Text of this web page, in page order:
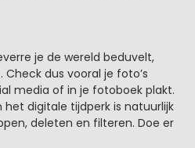
je de wereld beduvelt,
dus vooral je foto’s
media of in je fotoboek plakt.
digitale tijdperk is natuurlijk
deleten en filteren. Doe er